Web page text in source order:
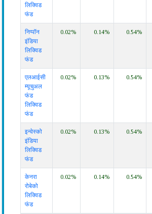
लिक्विड
फंड
निप्पॉन
इंडिया
लिक्विड
फंड
0.02% 0.14% 0.54%
एलआईसी
म्यूचुअल
फंड
लिक्विड
फंड
0.02% 0.13% 0.54%
इन्वेस्को
इंडिया
लिक्विड
फंड
0.02% 0.13% 0.54%
केनरा
रोबेको
लिक्विड
फंड
0.02% 0.14% 0.54%